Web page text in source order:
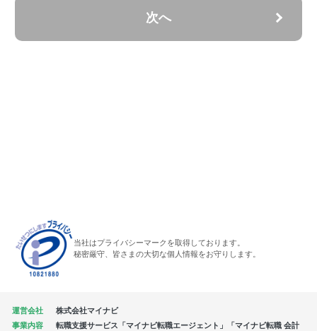
次へ
当社はプライバシーマークを取得しております。
秘密厳守、皆さまの大切な個人情報をお守りします。
運営会社
株式会社マイナビ
事業内容
転職支援サービス「マイナビ転職エージェント」「マイナビ転職 会計